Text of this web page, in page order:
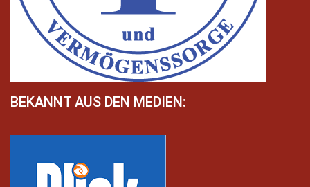
BEKANNT AUS DEN MEDIEN: